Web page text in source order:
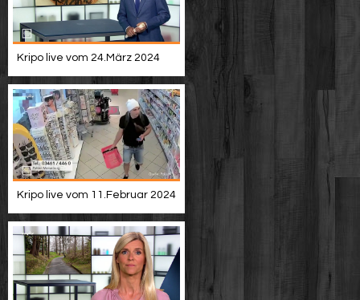
Kripo live vom 24.März 2024
Kripo live vom 11.Februar 2024